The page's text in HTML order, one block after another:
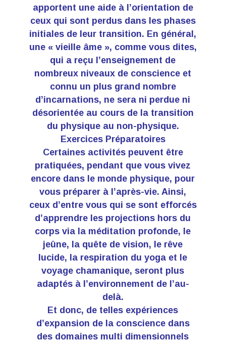
apportent une aide à l’orientation de
ceux qui sont perdus dans les phases
initiales de leur transition. En général,
une « vieille âme », comme vous dites,
qui a reçu l’enseignement de
nombreux niveaux de conscience et
connu un plus grand nombre
d’incarnations, ne sera ni perdue ni
désorientée au cours de la transition
du physique au non-physique.
Exercices Préparatoires
Certaines activités peuvent être
pratiquées, pendant que vous vivez
encore dans le monde physique, pour
vous préparer à l’après-vie. Ainsi,
ceux d’entre vous qui se sont efforcés
d’apprendre les projections hors du
corps via la méditation profonde, le
jeûne, la quête de vision, le rêve
lucide, la respiration du yoga et le
voyage chamanique, seront plus
adaptés à l’environnement de l’au-
delà.
Et donc, de telles expériences
d’expansion de la conscience dans
des domaines multi dimensionnels